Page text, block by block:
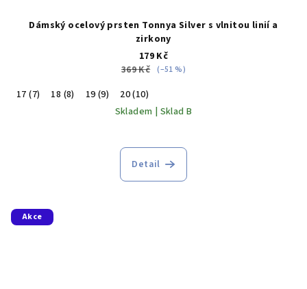
Dámský ocelový prsten Tonnya Silver s vlnitou linií a
zirkony
179 Kč
369 Kč (–51 %)
17 (7) 18 (8) 19 (9)
20 (10)
Skladem | Sklad B
Detail
Akce